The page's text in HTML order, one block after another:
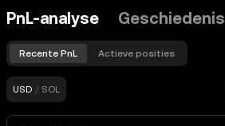
PnL-analyse Geschiedenis
Recente PnL Actieve posities
USD / SOL